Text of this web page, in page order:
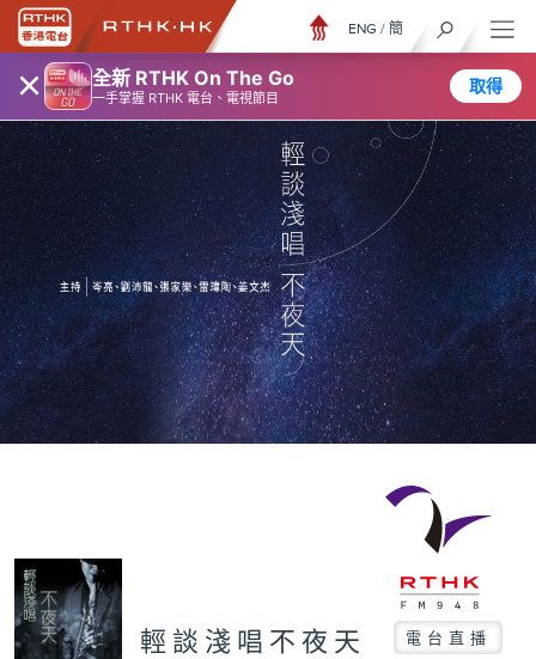
× 全新 RTHK On The Go
一手掌握 RTHK 電台、電視節目
取得
ENG / 簡
輕談淺唱不夜天 電台直播